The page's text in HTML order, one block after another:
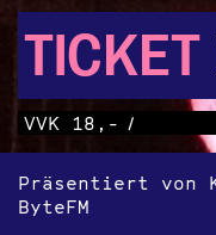
TICKET
VVK 18,- /
Präsentiert von
ByteFM